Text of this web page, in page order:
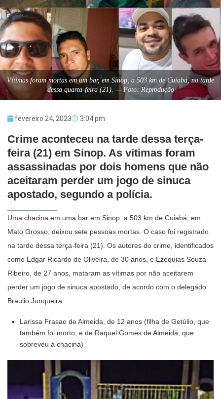
Vítimas foram mortas em um bar, em Sinop, a 503 km de Cuiabá, na tarde
dessa quarta-feira (21). — Foto: Reprodução
fevereiro 24, 2023 3:04 pm
Crime aconteceu na tarde dessa terça-
feira (21) em Sinop. As vítimas foram
assassinadas por dois homens que não
aceitaram perder um jogo de sinuca
apostado, segundo a polícia.
Uma chacina em uma bar em Sinop, a 503 km de Cuiabá, em
Mato Grosso, deixou sete pessoas mortas. O caso foi registrado
na tarde dessa terça-feira (21). Os autores do crime, identificados
como Edgar Ricardo de Oliveira, de 30 anos, e Ezequias Souza
Ribeiro, de 27 anos, mataram as vítimas por não aceitarem
perder um jogo de sinuca apostado, de acordo com o delegado
Braulio Junqueira.
Larissa Frasao de Almeida, de 12 anos (filha de Getúlio, que
também foi morto, e de Raquel Gomes de Almeida, que
sobreveu à chacina)